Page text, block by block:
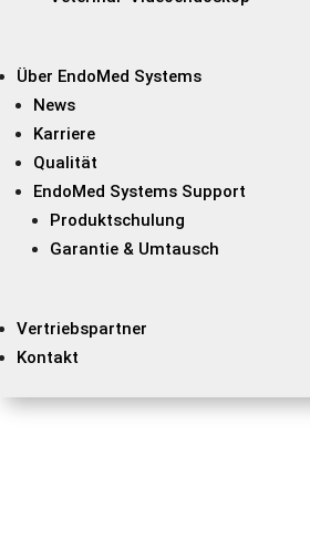
Über EndoMed Systems
News
Karriere
Qualität
EndoMed Systems Support
Produktschulung
Garantie & Umtausch
Vertriebspartner
Kontakt